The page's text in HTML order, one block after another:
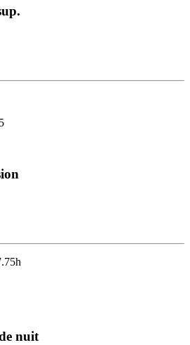
nuit